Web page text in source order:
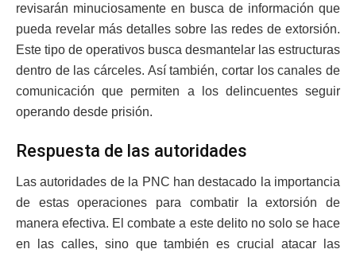
revisarán minuciosamente en busca de información que
pueda revelar más detalles sobre las redes de extorsión.
Este tipo de operativos busca desmantelar las estructuras
dentro de las cárceles. Así también, cortar los canales de
comunicación que permiten a los delincuentes seguir
operando desde prisión.
Respuesta de las autoridades
Las autoridades de la PNC han destacado la importancia
de estas operaciones para combatir la extorsión de
manera efectiva. El combate a este delito no solo se hace
en las calles, sino que también es crucial atacar las